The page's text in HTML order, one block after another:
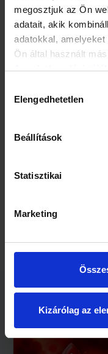
megosztjuk az Ön
adatait, akik
adatokkal,
Ön által használt
Az adatkezelési
kiválasztása
Elengedhetetlen
Beállítások
Statisztikai
Marketing
Kizárólag az
Kapcsolódó